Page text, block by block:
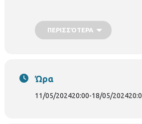
Το Σάββατο 11 Μαΐου 2024,
το ΒΠΚ και η Θεατρική
ΠΕΡΙΣΣΌΤΕΡΑ
Ώρα
11/05/202420:00-18/05/2024